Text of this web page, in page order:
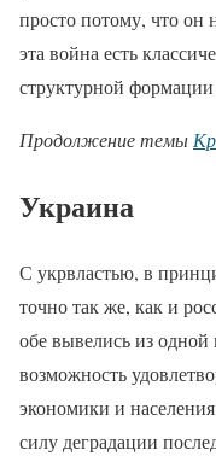
просто потому, что он
эта война есть
структурной
Продолжение темы
Украина
С укрвластью, в
точно так же, как и
обе вывелись из
возможность
экономики и
силу деградации